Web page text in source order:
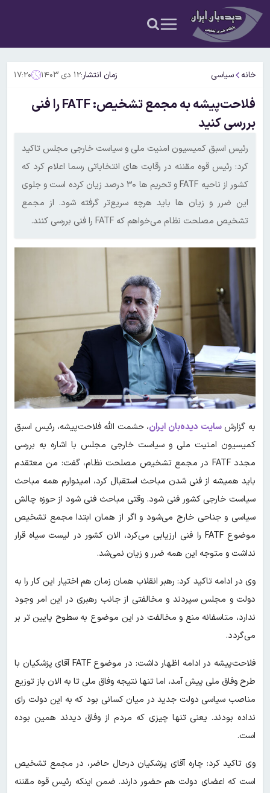
خانه سیاسی زمان انتشار:۱۲ دی ۱۴۰۳ ۱۷:۲۰
فلاحت‌پیشه به مجمع تشخیص: FATF را فنی
بررسی کنید
رئیس اسبق کمیسیون امنیت ملی و سیاست خارجی مجلس تاکید
کرد: رئیس قوه مقننه در رقابت های انتخاباتی رسما اعلام کرد که
کشور از ناحیه FATF و تحریم ها ۳۰ درصد زیان کرده است و جلوی
این ضرر و زیان ها باید هرچه سریع‌تر گرفته شود. از مجمع
تشخیص مصلحت نظام می‌خواهم که FATF را فنی بررسی کنند.
به گزارشسایت دیده‌بان ایران، حشمت الله فلاحت‌پیشه، رئیس اسبق
کمیسیون امنیت ملی و سیاست خارجی مجلس با اشاره به بررسی
مجدد FATF در مجمع تشخیص مصلحت نظام، گفت: من معتقدم
باید همیشه از فنی شدن مباحث استقبال کرد، امیدوارم همه مباحث
سیاست خارجی کشور فنی شود. وقتی مباحث فنی شود از حوزه چالش
سیاسی و جناحی خارج می‌شود و اگر از همان ابتدا مجمع تشخیص
موضوع FATF را فنی ارزیابی می‌کرد، الان کشور در لیست سیاه قرار
نداشت و متوجه این همه ضرر و زیان نمی‌شد.
وی در ادامه تاکید کرد: رهبر انقلاب همان زمان هم اختیار این کار را به
دولت و مجلس سپردند و مخالفتی از جانب رهبری در این امر وجود
ندارد، متاسفانه منع و مخالفت در این موضوع به سطوح پایین تر بر
می‌گردد.
فلاحت‌پیشه در ادامه اظهار داشت: در موضوع FATF آقای پزشکیان با
طرح وفاق ملی پیش آمد، اما تنها نتیجه وفاق ملی تا به الان باز توزیع
مناصب سیاسی دولت جدید در میان کسانی بود که به این دولت رای
نداده بودند. یعنی تنها چیزی که مردم از وفاق دیدند همین بوده
است.
وی تاکید کرد: چاره آقای پزشکیان درحال حاضر، در مجمع تشخیص
است که اعضای دولت هم حضور دارند. ضمن اینکه رئیس قوه مقننه